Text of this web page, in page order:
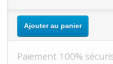
Ajouter au panier
Paiement 100%